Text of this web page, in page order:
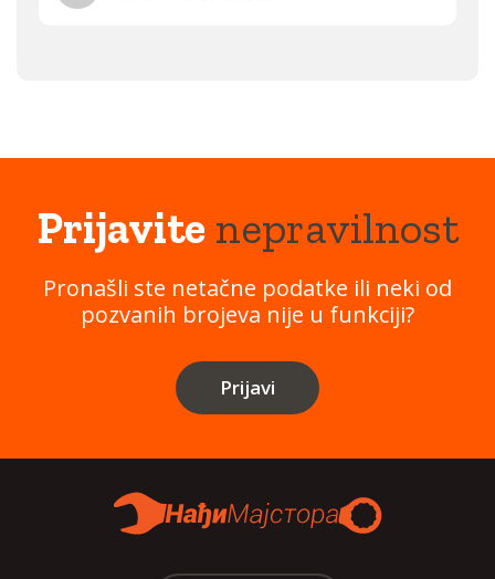
Prijavitenepravilnost
Pronašli ste netačne podatke ili neki od
pozvanih brojeva nije u funkciji?
Prijavi